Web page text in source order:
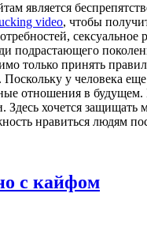
является
video, чтобы
подрастающего
только принять
у человека
отношения в
хочется
нравиться людям
с кайфом